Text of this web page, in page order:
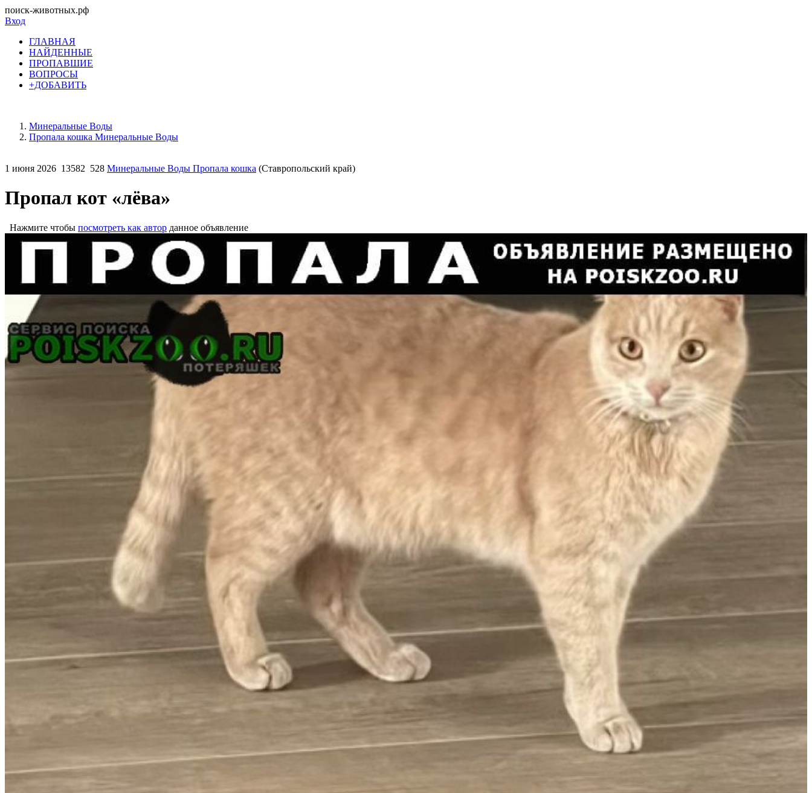
поиск-животных.рф
Вход
ГЛАВНАЯ
НАЙДЕННЫЕ
ПРОПАВШИЕ
ВОПРОСЫ
+ДОБАВИТЬ
Минеральные Воды
Пропала кошка Минеральные Воды
1 июня 2026 13582 528 Минеральные Воды Пропала кошка (Ставропольский край)
Пропал кот «лёва»
Нажмите чтобы посмотреть как автор данное объявление